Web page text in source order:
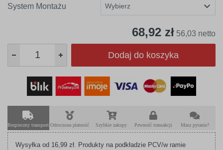
System Montażu
68,92 zł 56,03 netto
Dodaj do koszyka
Bezpieczny transport Odroczona płatność Szybkie zakupy Pewność transakcji Masz pytanie?
Wysyłka od 16,99 zł. Produkty na podkładzie PCV/w ramie